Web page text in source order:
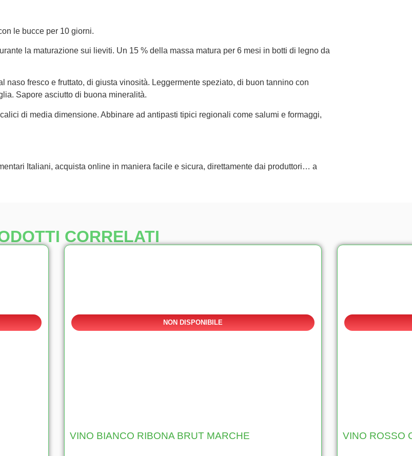
le bucce per 10 giorni.
la maturazione sui lieviti. Un 15 % della massa matura per 6 mesi in botti di legno da
naso fresco e fruttato, di giusta vinosità. Leggermente speziato, di buon tannino con
Sapore asciutto di buona mineralità.
di media dimensione. Abbinare ad antipasti tipici regionali come salumi e formaggi,
Italiani, acquista online in maniera facile e sicura, direttamente dai produttori… a
CORRELATI
NON DISPONIBILE
VINO BIANCO RIBONA BRUT MARCHE VINO ROSSO